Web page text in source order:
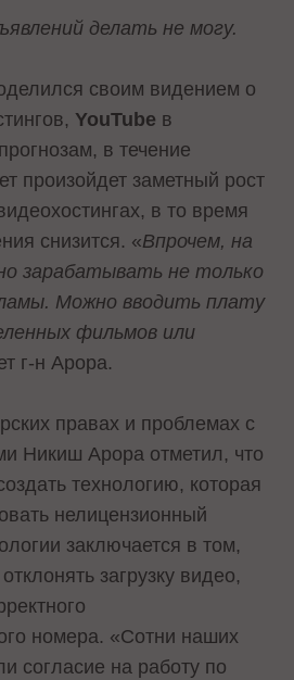
делать не могу.
своим видением о
YouTube в
в течение
произойдет заметный рост
в то время
снизится. «Впрочем, на
зарабатывать не только
Можно вводить плату
фильмов или
г-н Арора.
правах и проблемах с
Никиш Арора отметил, что
технологию, которая
нелицензионный
заключается в том,
загрузку видео,
номера. «Сотни наших
согласие на работу по